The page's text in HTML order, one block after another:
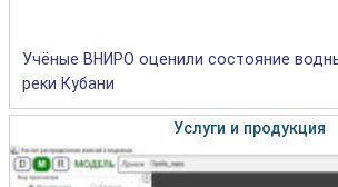
Учёные ВНИРО оценили состояние
реки Кубани
Услуги и продукция